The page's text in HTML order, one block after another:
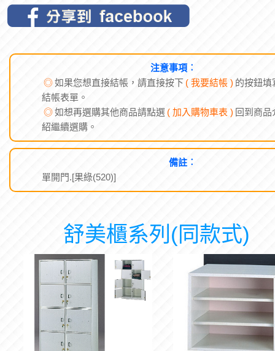
注意事項︰
◎如果您想直接結帳，請直接按下 ( 我要結帳 ) 的按鈕填
結帳表單。
◎如想再選購其他商品請點選 ( 加入購物車表 ) 回到商品
紹繼續選購。
備註︰
單開門.[果綠(520)]
舒美櫃系列(同款式)